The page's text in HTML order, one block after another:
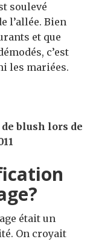
soulevé
l’allée. Bien
et que
c’est
les mariées.
blush lors de
était un
On croyait